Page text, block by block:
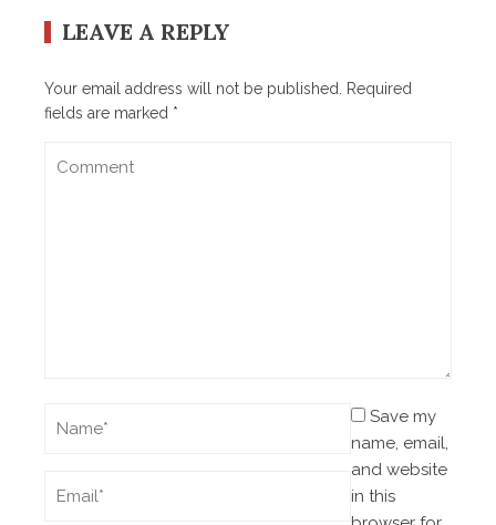
LEAVE A REPLY
Your email address will not be published.
Required
fields are marked *
Save my
name, email,
and website
in this